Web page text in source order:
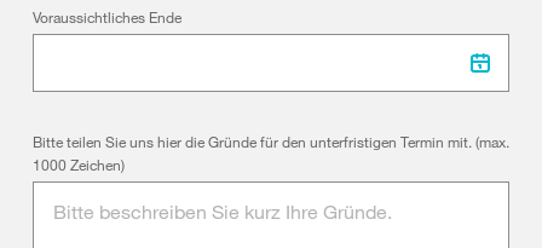
Voraussichtliches Ende
Bitte teilen Sie uns hier die Gründe für den unterfristigen Termin mit. (max.
1000 Zeichen)